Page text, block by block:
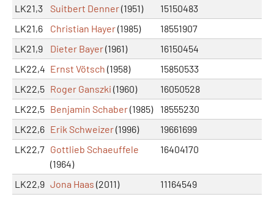
LK21,3
Suitbert Denner(1951)
15150483
LK21,6
Christian Hayer(1985)
18551907
LK21,9
Dieter Bayer(1961)
16150454
LK22,4 Ernst Vötsch (1958)
15850533
LK22,5 Roger Ganszki (1960)
16050528
LK22,5 Benjamin Schaber(1985)
18555230
LK22,6 Erik Schweizer(1996)
19661699
LK22,7 Gottlieb Schaeuffele
(1964)
16404170
LK22,9 Jona Haas (2011)
11164549